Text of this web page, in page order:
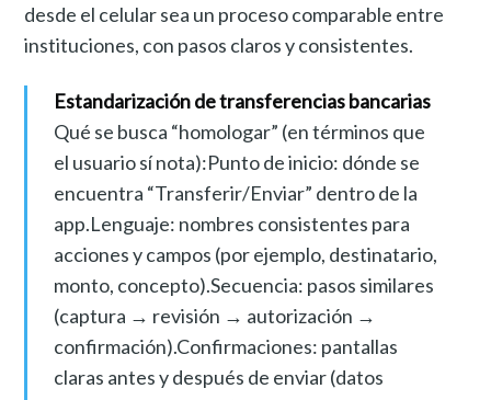
desde el celular sea un proceso comparable entre
instituciones, con pasos claros y consistentes.
Estandarización de transferencias bancarias
Qué se busca “homologar” (en términos que
el usuario sí nota):Punto de inicio: dónde se
encuentra “Transferir/Enviar” dentro de la
app.Lenguaje: nombres consistentes para
acciones y campos (por ejemplo, destinatario,
monto, concepto).Secuencia: pasos similares
(captura → revisión → autorización →
confirmación).Confirmaciones: pantallas
claras antes y después de enviar (datos